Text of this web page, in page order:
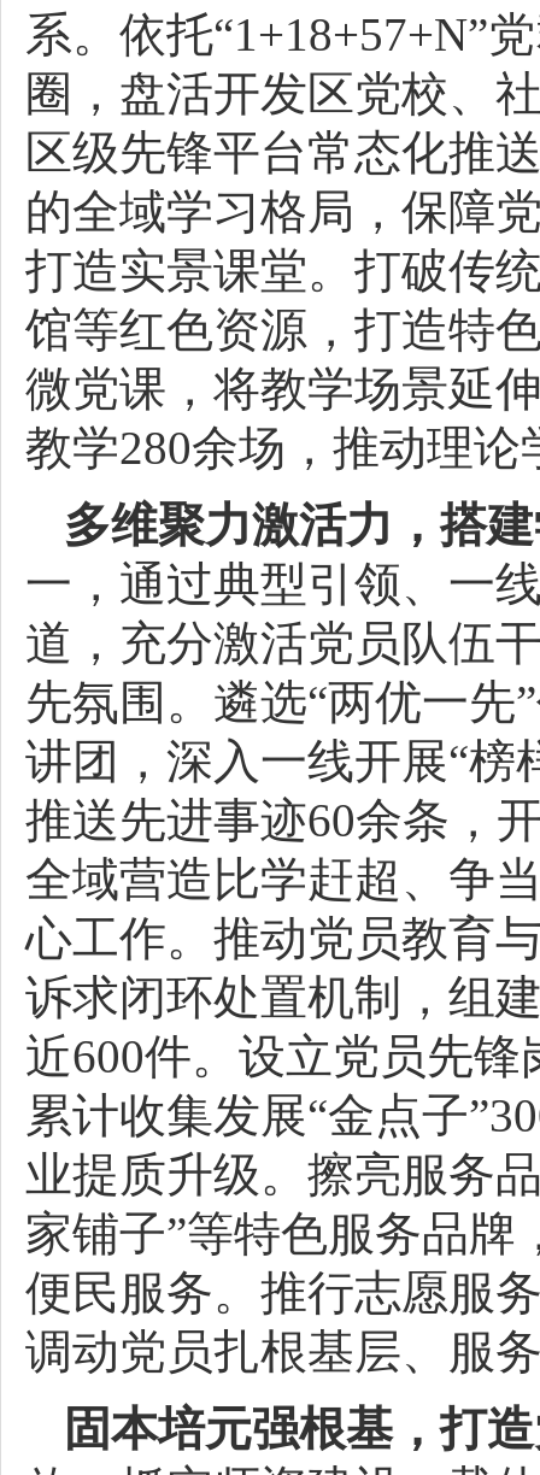
系。依托“1+18+57+N”
圈，盘活开发区党校、
区级先锋平台常态化推
的全域学习格局，保障
打造实景课堂。打破传
馆等红色资源，打造特
微党课，将教学场景延
教学280余场，推动理
多维聚力激活力，搭
一，通过典型引领、一
道，充分激活党员队伍
先氛围。遴选“两优一
讲团，深入一线开展“榜
推送先进事迹60余条，
全域营造比学赶超、争
心工作。推动党员教育
诉求闭环处置机制，组
近600件。设立党员先
累计收集发展“金点子
业提质升级。擦亮服务
家铺子”等特色服务品
便民服务。推行志愿服
调动党员扎根基层、服
固本培元强根基，打